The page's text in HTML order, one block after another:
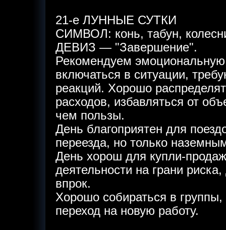
21-е ЛУННЫЕ СУТКИ
СИМВОЛ: конь, табун,
ДЕВИЗ — "Завершение".
Рекомендуем эмоциональную
включаться в ситуации,
реакций. Хорошо
расходов, избавляться от
чем пользы.
День благоприятен для
переезда, но только
День хорош для купли-
деятельности на грани риска,
впрок.
Хорошо собираться в
переход на новую работу.